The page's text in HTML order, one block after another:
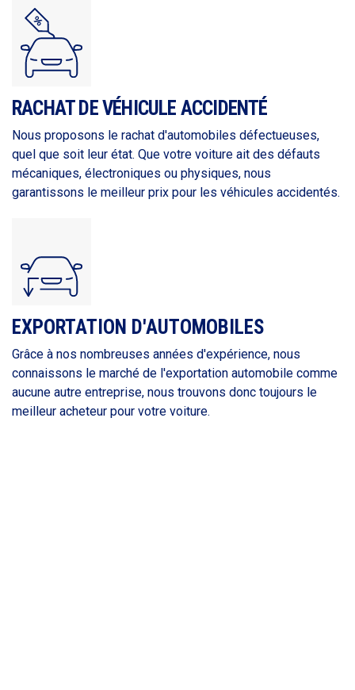
RACHAT DE VÉHICULE ACCIDENTÉ
Nous proposons le rachat d'automobiles défectueuses,
quel que soit leur état. Que votre voiture ait des défauts
mécaniques, électroniques ou physiques, nous
garantissons le meilleur prix pour les véhicules accidentés.
EXPORTATION D'AUTOMOBILES
Grâce à nos nombreuses années d'expérience, nous
connaissons le marché de l'exportation automobile comme
aucune autre entreprise, nous trouvons donc toujours le
meilleur acheteur pour votre voiture.